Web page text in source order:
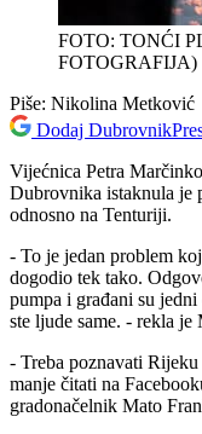
FOTO: TONĆI
FOTOGRAFIJA)
Piše: Nikolina Metković
Dodaj
Vijećnica Petra
Dubrovnika istaknula je
odnosno na Tenturiji.
- To je jedan problem
dogodio tek tako.
pumpa i građani su
ste ljude same. - rekla je
- Treba poznavati
manje čitati na
gradonačelnik Mato